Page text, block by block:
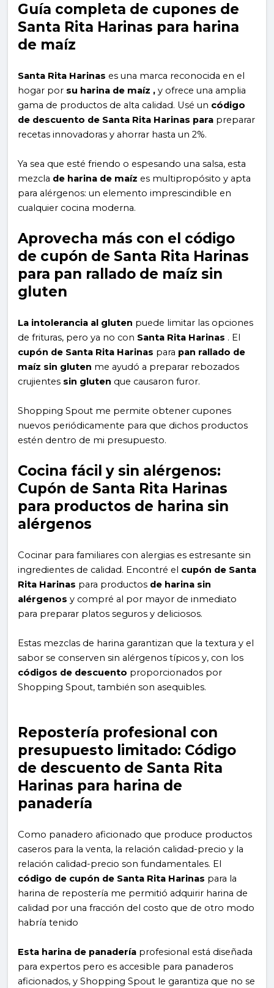
Guía completa de cupones de
Santa Rita Harinas para harina
de maíz
Santa Rita Harinas es una marca reconocida en el
hogar por su harina de maíz , y ofrece una amplia
gama de productos de alta calidad. Usé un código
de descuento de Santa Rita Harinas para preparar
recetas innovadoras y ahorrar hasta un 2%.
Ya sea que esté friendo o espesando una salsa, esta
mezcla de harina de maíz es multipropósito y apta
para alérgenos: un elemento imprescindible en
cualquier cocina moderna.
Aprovecha más con el código
de cupón de Santa Rita Harinas
para pan rallado de maíz sin
gluten
La intolerancia al gluten puede limitar las opciones
de frituras, pero ya no con Santa Rita Harinas . El
cupón de Santa Rita Harinas para pan rallado de
maíz sin gluten me ayudó a preparar rebozados
crujientes sin gluten que causaron furor.
Shopping Spout me permite obtener cupones
nuevos periódicamente para que dichos productos
estén dentro de mi presupuesto.
Cocina fácil y sin alérgenos:
Cupón de Santa Rita Harinas
para productos de harina sin
alérgenos
Cocinar para familiares con alergias es estresante sin
ingredientes de calidad. Encontré el cupón de Santa
Rita Harinas para productos de harina sin
alérgenos y compré al por mayor de inmediato
para preparar platos seguros y deliciosos.
Estas mezclas de harina garantizan que la textura y el
sabor se conserven sin alérgenos típicos y, con los
códigos de descuento proporcionados por
Shopping Spout, también son asequibles.
Repostería profesional con
presupuesto limitado: Código
de descuento de Santa Rita
Harinas para harina de
panadería
Como panadero aficionado que produce productos
caseros para la venta, la relación calidad-precio y la
relación calidad-precio son fundamentales. El
código de cupón de Santa Rita Harinas para la
harina de repostería me permitió adquirir harina de
calidad por una fracción del costo que de otro modo
habría tenido
Esta harina de panadería profesional está diseñada
para expertos pero es accesible para panaderos
aficionados, y Shopping Spout le garantiza que no se